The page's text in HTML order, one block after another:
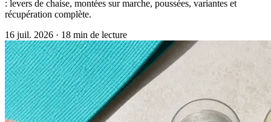
: levers de chaise, montées sur marche, poussées, variantes et
récupération complète.
16 juil. 2026 · 18 min de lecture